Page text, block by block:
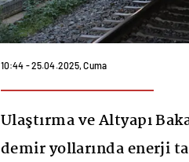
10:44 - 25.04.2025, Cuma
Ulaştırma ve Altyapı
demir yollarında enerji